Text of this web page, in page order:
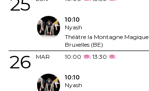
10:10
Nyash
Théâtre la Montagne Magique
Bruxelles (BE)
MAR
26 10:00 13:30
10:10
Nyash